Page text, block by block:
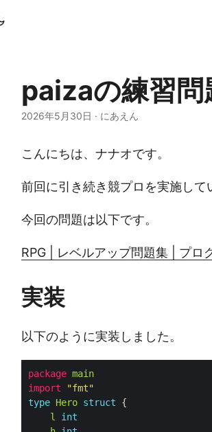
paizaの練習問
2026年5月30日 · にあえん
こんにちは、ナナオです。
前回に引き続き競プロを実施して
今回の問題は以下です。
RPG | レベルアップ問題集 | プロ
実装
以下のように実装しました。
package main
import
"fmt"
type Hero struct
l
int